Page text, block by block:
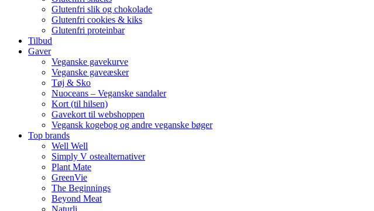
Glutenfri slik og chokolade
Glutenfri cookies & kiks
Glutenfri proteinbar
Tilbud
Gaver
Veganske gavekurve
Veganske gaveæsker
Tøj & Sko
Nuoceans – Veganske sandaler
Kort (til hilsen)
Gavekort til webshoppen
Vegansk kogebog og andre veganske bøger
Top brands
Well Well
Simply V ostealternativer
Plant Mate
GreenVie
The Beginnings
Beyond Meat
Naturli